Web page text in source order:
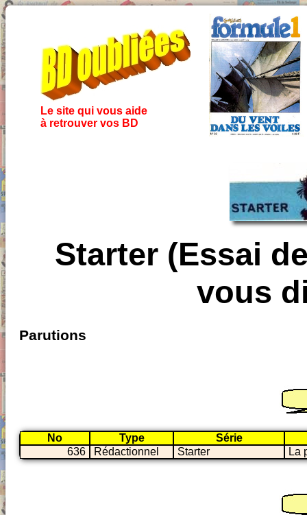
Le site qui vous aide
à retrouver vos BD
Starter (Essai
vous
Parutions
No Type
Série
636
Rédactionnel Starter La